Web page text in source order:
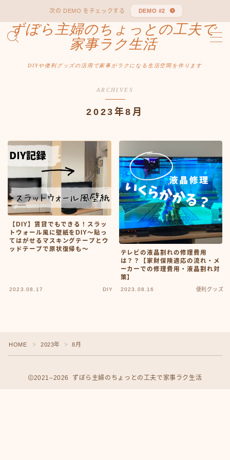
次の DEMO をチェックする DEMO #2
ずぼら主婦のちょっとの工夫で
家事ラク生活
DIYや便利グッズの活用で家事がラクになる生活空間を作ります
MENU
Sample Page
ARCHIVES
2023年8月
【DIY】賃貸でもできる！スラッ
トウォール風に壁紙をDIY～貼っ
てはがせるマスキングテープとウ
ッドテープで原状復帰も～
2023.08.17 DIY
テレビの液晶割れの修理費用
は？？【家財保険適応の流れ・メ
ーカーでの修理費用・液晶割れ対
策】
2023.08.16 便利グッズ
HOME ＞ 2023年 ＞ 8月
2021–2026 ずぼら主婦のちょっとの工夫で家事ラク生活